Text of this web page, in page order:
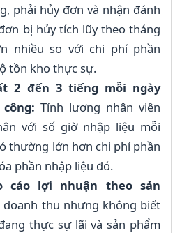
phải hủy đơn và nhận đánh
bị hủy tích lũy theo tháng
nhiều so với chi phí phần
tồn kho thực sự.
2 đến 3 tiếng mỗi ngày
Tính lương nhân viên
với số giờ nhập liệu mỗi
thường lớn hơn chi phí phần
phần nhập liệu đó.
cáo lợi nhuận theo sản
doanh thu nhưng không biết
thực sự lãi và sản phẩm